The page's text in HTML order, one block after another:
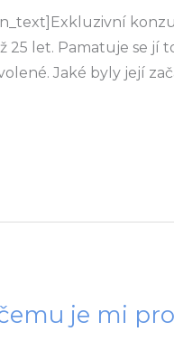
25 let. Pamatuje se jí
Jaké byly její
je mi